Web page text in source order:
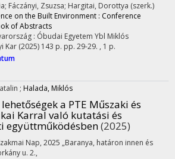
Fáczányi, Zsuzsa; Hargitai, Dorottya (szerk.)
on the Built Environment : Conference
of Abstracts
: Óbudai Egyetem Ybl Miklós
Kar (2025) 143 p. pp. 29-29. , 1 p.
; Halada, Miklós
a PTE Műszaki és
Karral való kutatási és
együttműködésben(2025)
Nap, 2025 „Baranya, határon innen és
u. 2.,